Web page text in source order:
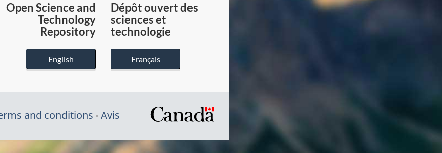
du
Canada
Open Science and
Technology
Repository
English
Dépôt ouvert des
sciences et
technologie
Français
and conditions Avis
/